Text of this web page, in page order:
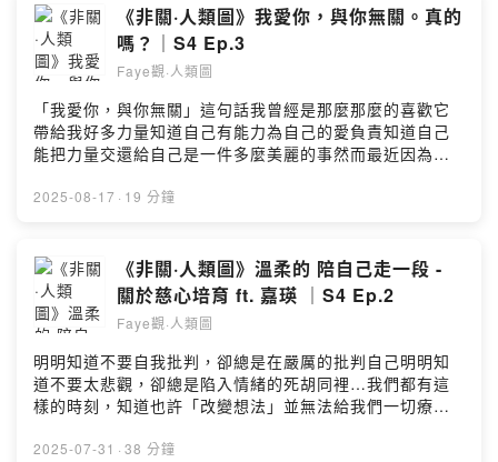
旅程了剪接的時候好多好多的不捨有點愛在黎明破曉前的
那種遺憾與相見恨晚(會不會有點太重的告白~)但真的好感
謝我們終究都有相聚我相信我們一定是來自於同一個分形
線的靈魂千言萬語都化為祝福送給克里思很期待用各種形
式再度相聚在那天來臨之前大家也可以去克里思的IG找到
(偶爾浮出水面的)她
https://www.instagram.com/chewchewhumanchart/..
聽完有什麼問題或感想，歡迎留言.如果你也想投稿《留言
Faye語》單元，歡迎在Apple Podcast或Instagram留言
相關合作歡迎IG私訊...小額贊助本節目：
https://fayehumandesign.firstory.io/joinPowered by
Firstory Hosting
《非關·人類圖》我愛你，與你無關。真的
嗎？｜S4 Ep.3
Faye觀·人類圖
「我愛你，與你無關」這句話我曾經是那麼那麼的喜歡它
帶給我好多力量知道自己有能力為自己的愛負責知道自己
能把力量交還給自己是一件多麼美麗的事然而最近因為一
大道理而是一些梳理、一些感受、一些提問關於不被愛的
果你也在這樣的轉化狀態裡歡迎你來聽也祝福我們一起走
向屬於我們的光..聽完有什麼問題或感想，歡迎留言.如果
你也想投稿《留言Faye語》單元，歡迎在Apple Podcast
或Instagram留言或是私訊我Instagram搜尋: Faye觀人類
圖https://www.instagram.com/faye.humandesign/邀稿
或相關合作歡迎IG私訊...加入會員，小額捐款，支持節
目：
https://open.firstory.me/user/ckth3u75ma3on0899ddz
ir4miPowered by Firstory Hosting
2025-08-17 · 19 分鐘
《非關·人類圖》溫柔的 陪自己走一段 -
關於慈心培育 ft. 嘉瑛 ｜S4 Ep.2
Faye觀·人類圖
明明知道不要自我批判，卻總是在嚴厲的批判自己明明知
道不要太悲觀，卻總是陷入情緒的死胡同裡…我們都有這
樣的時刻，知道也許「改變想法」並無法給我們一切療癒
因為我對於吾愛嘉瑛即將要開的課程內容很好奇原本想要
2025-07-31 · 38 分鐘